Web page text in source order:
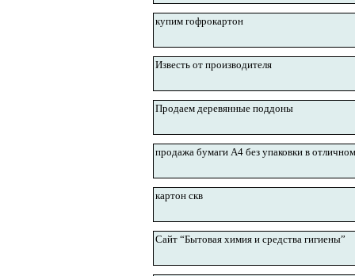
купим гофрокартон
Известь от производителя
Продаем деревянные поддоны
продажа бумаги А4 без упаковки в
картон скв
Сайт “Бытовая химия и средства гигиены”